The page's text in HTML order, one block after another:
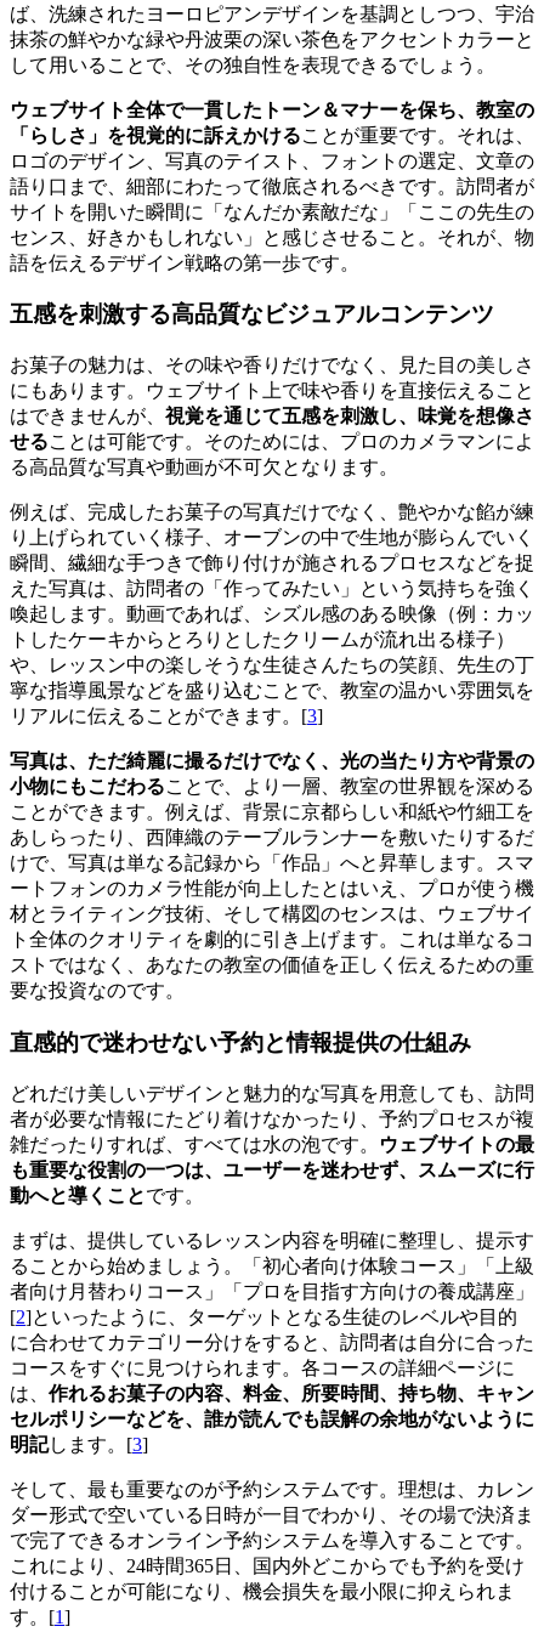
ば、洗練されたヨーロピアンデザインを基調としつつ、宇治
抹茶の鮮やかな緑や丹波栗の深い茶色をアクセントカラーと
して用いることで、その独自性を表現できるでしょう。
ウェブサイト全体で一貫したトーン＆マナーを保ち、教室の
「らしさ」を視覚的に訴えかけることが重要です。それは、
ロゴのデザイン、写真のテイスト、フォントの選定、文章の
語り口まで、細部にわたって徹底されるべきです。訪問者が
サイトを開いた瞬間に「なんだか素敵だな」「ここの先生の
センス、好きかもしれない」と感じさせること。それが、物
語を伝えるデザイン戦略の第一歩です。
五感を刺激する高品質なビジュアルコンテンツ
お菓子の魅力は、その味や香りだけでなく、見た目の美しさ
にもあります。ウェブサイト上で味や香りを直接伝えること
はできませんが、 視覚を通じて五感を刺激し、味覚を想像さ
せることは可能です。そのためには、プロのカメラマンによ
る高品質な写真や動画が不可欠となります。
例えば、完成したお菓子の写真だけでなく、艶やかな餡が練
り上げられていく様子、オーブンの中で生地が膨らんでいく
瞬間、繊細な手つきで飾り付けが施されるプロセスなどを捉
えた写真は、訪問者の「作ってみたい」という気持ちを強く
喚起します。動画であれば、シズル感のある映像（例：カッ
トしたケーキからとろりとしたクリームが流れ出る様子）
や、レッスン中の楽しそうな生徒さんたちの笑顔、先生の丁
寧な指導風景などを盛り込むことで、教室の温かい雰囲気を
リアルに伝えることができます。[3]
写真は、ただ綺麗に撮るだけでなく、光の当たり方や背景の
小物にもこだわることで、より一層、教室の世界観を深める
ことができます。例えば、背景に京都らしい和紙や竹細工を
あしらったり、西陣織のテーブルランナーを敷いたりするだ
けで、写真は単なる記録から「作品」へと昇華します。スマ
ートフォンのカメラ性能が向上したとはいえ、プロが使う機
材とライティング技術、そして構図のセンスは、ウェブサイ
ト全体のクオリティを劇的に引き上げます。これは単なるコ
ストではなく、あなたの教室の価値を正しく伝えるための重
要な投資なのです。
直感的で迷わせない予約と情報提供の仕組み
どれだけ美しいデザインと魅力的な写真を用意しても、訪問
者が必要な情報にたどり着けなかったり、予約プロセスが複
雑だったりすれば、すべては水の泡です。
ウェブサイトの最
も重要な役割の一つは、ユーザーを迷わせず、スムーズに行
動へと導くことです。
まずは、提供しているレッスン内容を明確に整理し、提示す
ることから始めましょう。「初心者向け体験コース」「上級
者向け月替わりコース」「プロを目指す方向けの養成講座」
[2]といったように、ターゲットとなる生徒のレベルや目的
に合わせてカテゴリー分けをすると、訪問者は自分に合った
コースをすぐに見つけられます。各コースの詳細ページに
は、 作れるお菓子の内容、料金、所要時間、持ち物、キャン
セルポリシーなどを、誰が読んでも誤解の余地がないように
明記します。[3]
そして、最も重要なのが予約システムです。理想は、カレン
ダー形式で空いている日時が一目でわかり、その場で決済ま
で完了できるオンライン予約システムを導入することです。
これにより、24時間365日、国内外どこからでも予約を受け
付けることが可能になり、機会損失を最小限に抑えられま
す。[1]